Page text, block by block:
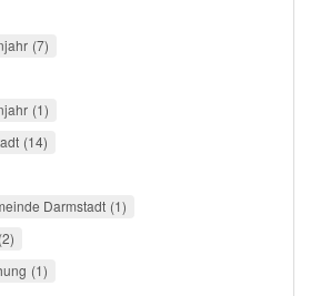
7
1
14
Darmstadt 1
2
1